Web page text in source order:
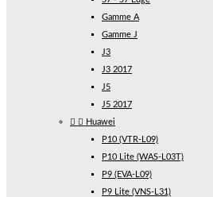
Gamme A
Gamme J
J3
J3 2017
J5
J5 2017
  Huawei
P10 (VTR-L09)
P10 Lite (WAS-L03T)
P9 (EVA-L09)
P9 Lite (VNS-L31)